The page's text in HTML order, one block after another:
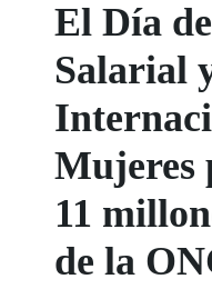
El Día
Salarial
Mujeres
11
de la